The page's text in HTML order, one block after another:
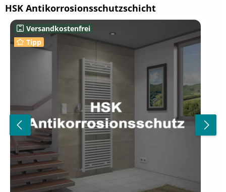
Produktgalerie überspringen
HSK Antikorrosionsschutzschicht
Versandkostenfrei
Tipp